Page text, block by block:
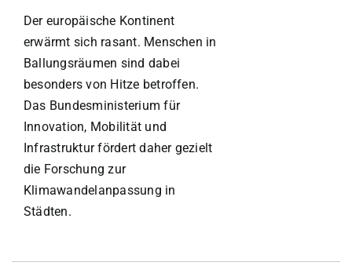
Der europäische Kontinent
erwärmt sich rasant. Menschen in
Ballungsräumen sind dabei
besonders von Hitze betroffen.
Das Bundesministerium für
Innovation, Mobilität und
Infrastruktur fördert daher gezielt
die Forschung zur
Klimawandelanpassung in
Städten.